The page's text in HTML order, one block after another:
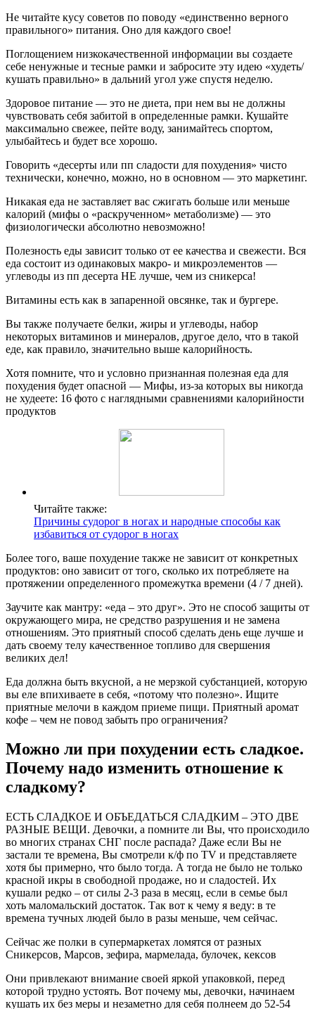
Не читайте кусу советов по поводу «единственно верного
правильного» питания. Оно для каждого свое!
Поглощением низкокачественной информации вы создаете
себе ненужные и тесные рамки и забросите эту идею «худеть/
кушать правильно» в дальний угол уже спустя неделю.
Здоровое питание — это не диета, при нем вы не должны
чувствовать себя забитой в определенные рамки. Кушайте
максимально свежее, пейте воду, занимайтесь спортом,
улыбайтесь и будет все хорошо.
Говорить «десерты или пп сладости для похудения» чисто
технически, конечно, можно, но в основном — это маркетинг.
Никакая еда не заставляет вас сжигать больше или меньше
калорий (мифы о «раскрученном» метаболизме) — это
физиологически абсолютно невозможно!
Полезность еды зависит только от ее качества и свежести. Вся
еда состоит из одинаковых макро- и микроэлементов —
углеводы из пп десерта НЕ лучше, чем из сникерса!
Витамины есть как в запаренной овсянке, так и бургере.
Вы также получаете белки, жиры и углеводы, набор
некоторых витаминов и минералов, другое дело, что в такой
еде, как правило, значительно выше калорийность.
Хотя помните, что и условно признанная полезная еда для
похудения будет опасной — Мифы, из-за которых вы никогда
не худеете: 16 фото с наглядными сравнениями калорийности
продуктов
Читайте также:
Причины судорог в ногах и народные способы как
избавиться от судорог в ногах
Более того, ваше похудение также не зависит от конкретных
продуктов: оно зависит от того, сколько их потребляете на
протяжении определенного промежутка времени (4 / 7 дней).
Заучите как мантру: «еда – это друг». Это не способ защиты от
окружающего мира, не средство разрушения и не замена
отношениям. Это приятный способ сделать день еще лучше и
дать своему телу качественное топливо для свершения
великих дел!
Еда должна быть вкусной, а не мерзкой субстанцией, которую
вы еле впихиваете в себя, «потому что полезно». Ищите
приятные мелочи в каждом приеме пищи. Приятный аромат
кофе – чем не повод забыть про ограничения?
Можно ли при похудении есть сладкое.
Почему надо изменить отношение к
сладкому?
ЕСТЬ СЛАДКОЕ И ОБЪЕДАТЬСЯ СЛАДКИМ – ЭТО ДВЕ
РАЗНЫЕ ВЕЩИ. Девочки, а помните ли Вы, что происходило
во многих странах СНГ после распада? Даже если Вы не
застали те времена, Вы смотрели к/ф по TV и представляете
хотя бы примерно, что было тогда. А тогда не было не только
красной икры в свободной продаже, но и сладостей. Их
кушали редко – от силы 2-3 раза в месяц, если в семье был
хоть маломальский достаток. Так вот к чему я веду: в те
времена тучных людей было в разы меньше, чем сейчас.
Сейчас же полки в супермаркетах ломятся от разных
Сникерсов, Марсов, зефира, мармелада, булочек, кексов
Они привлекают внимание своей яркой упаковкой, перед
которой трудно устоять. Вот почему мы, девочки, начинаем
кушать их без меры и незаметно для себя полнеем до 52-54